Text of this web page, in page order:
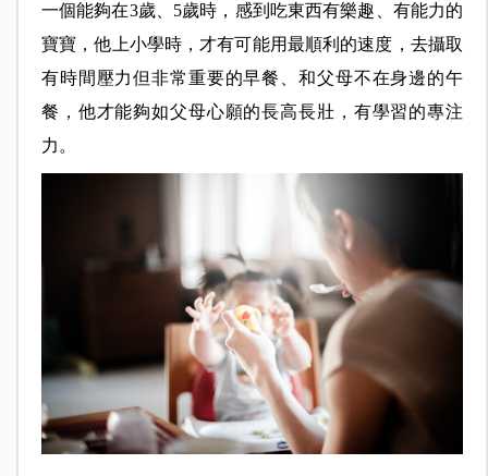
一個能夠在3歲、5歲時，感到吃東西有樂趣、有能力的
寶寶，他上小學時，才有可能用最順利的速度，去攝取
有時間壓力但非常重要的早餐、和父母不在身邊的午
餐，他才能夠如父母心願的長高長壯，有學習的專注
力。